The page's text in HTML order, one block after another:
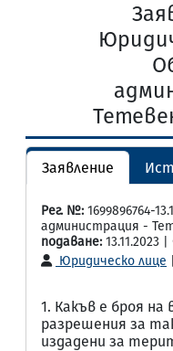
Заявление
Рег. №: 1699896764-
администрация -
подаване: 13.11.2023 |
Юридическо лице
1. Какъв е броя на
разрешения за
издадени за